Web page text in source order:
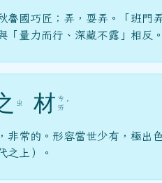
魯國巧匠；弄，耍弄。「班門
「量力而行、深藏不露」相反。
ㄓ 材 ㄘ
ㄞ ˊ
非常的。形容當世少有，極出
之上）。